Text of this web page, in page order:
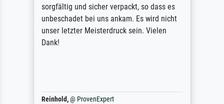
sorgfältig und sicher verpackt, so dass es
unbeschadet bei uns ankam. Es wird nicht
unser letzter Meisterdruck sein. Vielen
Dank!
Reinhold,@ ProvenExpert